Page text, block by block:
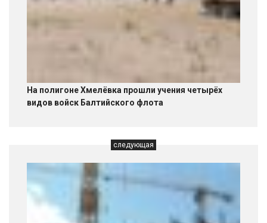
На полигоне Хмелёвка прошли учения четырёх
видов войск Балтийского флота
следующая